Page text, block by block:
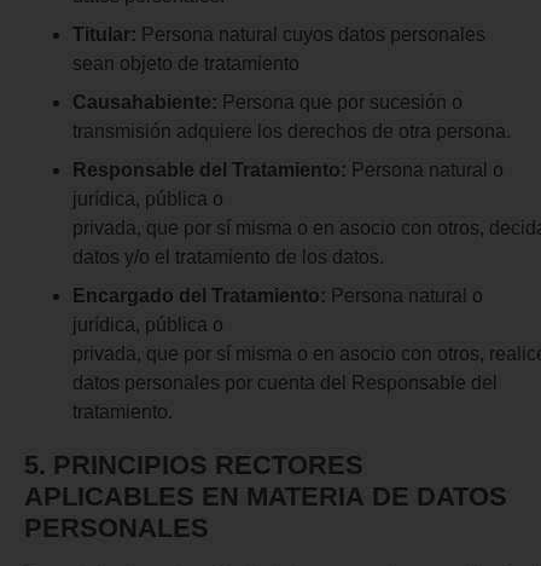
Titular: Persona natural cuyos datos personales
sean objeto de tratamiento
Causahabiente: Persona que por sucesión o
transmisión adquiere los derechos de otra persona.
Responsable del Tratamiento: Persona natural o
jurídica, pública o
privada, que por sí misma o en asocio con otros,
datos y/o el tratamiento de los datos.
Encargado del Tratamiento: Persona natural o
jurídica, pública o
privada, que por sí misma o en asocio con otros,
datos personales por cuenta del Responsable del
tratamiento.
5. PRINCIPIOS RECTORES
APLICABLES EN MATERIA DE DATOS
PERSONALES